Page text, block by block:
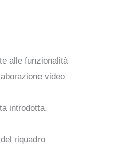
alle funzionalità
video
introdotta.
riquadro